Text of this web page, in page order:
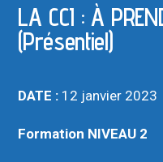
LA CCI : À
(Présentiel)
DATE : 12 janvier 2023
Formation NIVEAU 2